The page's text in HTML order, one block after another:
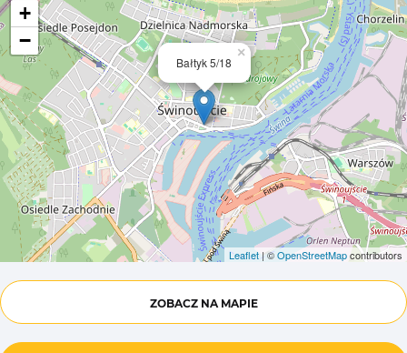
Bałtyk 5/18
×
+
−
Leaflet| ©OpenStreetMapcontributors
ZOBACZ NA MAPIE